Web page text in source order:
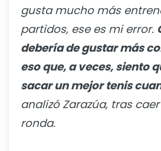
gusta mucho más
partidos, ese es mi error.
debería de gustar más
eso que, a veces, siento
sacar un mejor tenis
analizó Zarazúa, tras
ronda.